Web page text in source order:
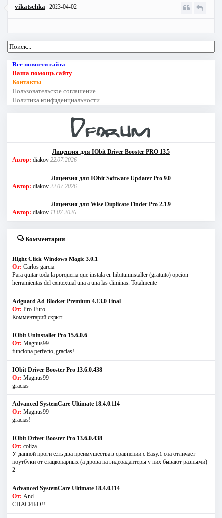
vikatschka 2023-04-02
-
Все новости сайта
Ваша помощь сайту
Контакты
Пользовательское соглашение
Политика конфиденциальности
Лицензия для IObit Driver Booster PRO 13.5
Автор: diakov 22.07.2026
Лицензия для IObit Software Updater Pro 9.0
Автор: diakov 22.07.2026
Лицензия для Wise Duplicate Finder Pro 2.1.9
Автор: diakov 11.07.2026
Комментарии
Right Click Windows Magic 3.0.1
От: Carlos garcia
Para quitar toda la porqueria que instala en hibituninstaller (gratuito) opcion
herramientas del contextual una a una las eliminas. Totalmente
Adguard Ad Blocker Premium 4.13.0 Final
От: Pro-Euro
Комментарий скрыт
IObit Uninstaller Pro 15.6.0.6
От: Magnus99
funciona perfecto, gracias!
IObit Driver Booster Pro 13.6.0.438
От: Magnus99
gracias
Advanced SystemCare Ultimate 18.4.0.114
От: Magnus99
gracias!
IObit Driver Booster Pro 13.6.0.438
От: coliza
У данной проги есть два преимущества в сравнении с Easy.1 она отличает
ноутбуки от стационарных (а дрова на видеоадаптеры у них бывают разными)
2
Advanced SystemCare Ultimate 18.4.0.114
От: And
СПАСИБО!!